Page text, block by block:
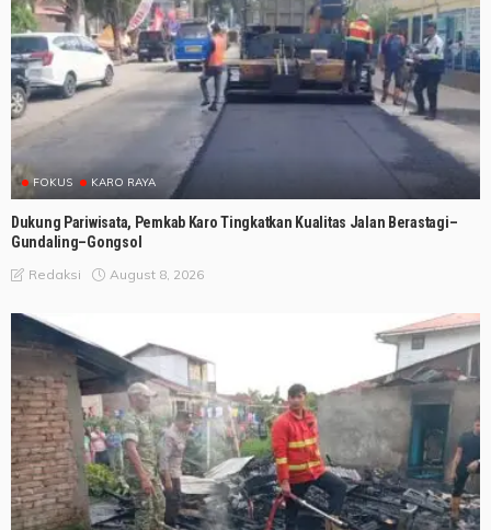
FOKUS KARO RAYA
Dukung Pariwisata, Pemkab Karo Tingkatkan Kualitas Jalan Berastagi–
Gundaling–Gongsol
Redaksi August 8, 2026